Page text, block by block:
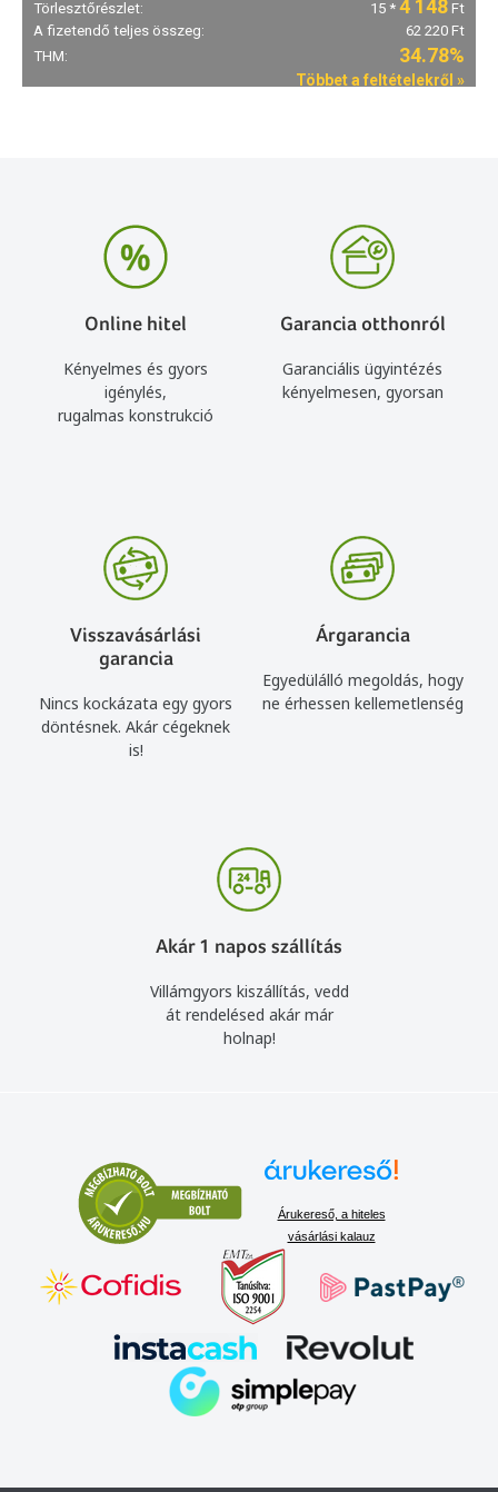
Online hitel
Kényelmes és gyors
igénylés,
rugalmas konstrukció
Garancia otthonról
Garanciális ügyintézés
kényelmesen, gyorsan
Visszavásárlási
garancia
Nincs kockázata egy gyors
döntésnek. Akár cégeknek
is!
Árgarancia
Egyedülálló megoldás, hogy
ne érhessen kellemetlenség
Akár 1 napos szállítás
Villámgyors kiszállítás, vedd
át rendelésed akár már
holnap!
Árukereső, a hiteles
vásárlási kalauz